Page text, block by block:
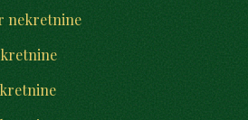
nekretnine